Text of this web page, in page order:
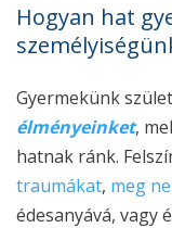
Hogyan hat
Gyermekünk
élményeinket,
hatnak ránk.
traumákat, meg
édesanyává, vagy